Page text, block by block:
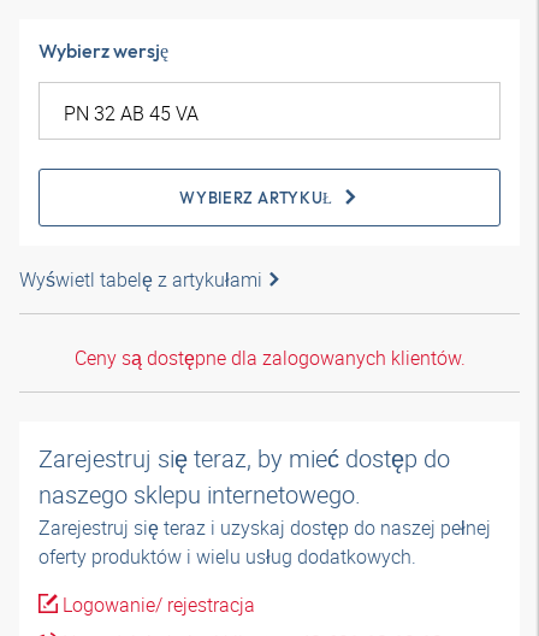
Wybierz wersję
WYBIERZ ARTYKUŁ
Wyświetl tabelę z artykułami
Ceny są dostępne dla zalogowanych klientów.
Zarejestruj się teraz, by mieć dostęp do
naszego sklepu internetowego.
Zarejestruj się teraz i uzyskaj dostęp do naszej pełnej
oferty produktów i wielu usług dodatkowych.
Logowanie/ rejestracja